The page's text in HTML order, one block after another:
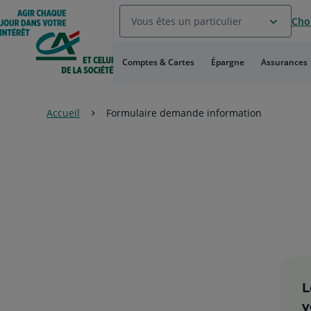
Aller
au
Menu
Aller au
Contenu
Vous êtes un particulier
Comptes & Cartes Épargne Assurances
Accueil Formulaire demande information